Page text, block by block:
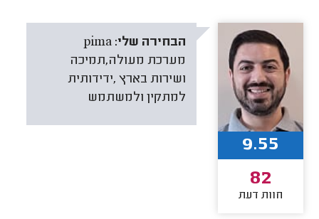
הבחירה שלי: pima
מערכת מעולה,תמיכה
ושירות בארץ ,ידידותית
למתקין ולמשתמש
9.55
82
חוות דעת